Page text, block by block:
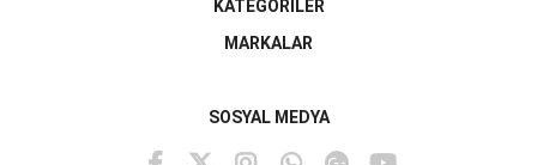
KATEGORİLER
MARKALAR
SOSYAL MEDYA